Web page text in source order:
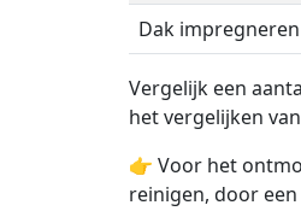
Dak impregneren
Vergelijk een
het vergelijken
👉 Voor het
reinigen, door